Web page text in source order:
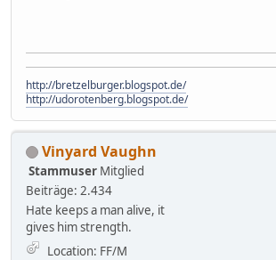
http://bretzelburger.blogspot.de/
http://udorotenberg.blogspot.de/
Vinyard Vaughn
Stammuser Mitglied
Beiträge: 2.434
Hate keeps a man alive, it
gives him strength.
Location: FF/M